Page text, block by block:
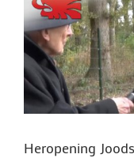
Heropening